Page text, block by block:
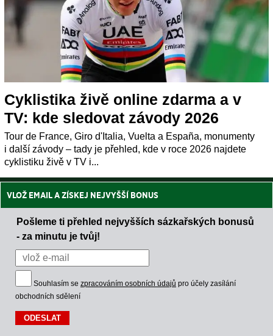
Cyklistika živě online zdarma a v
TV: kde sledovat závody 2026
Tour de France, Giro d'Italia, Vuelta a España, monumenty
i další závody – tady je přehled, kde v roce 2026 najdete
cyklistiku živě v TV i...
VLOŽ EMAIL A ZÍSKEJ NEJVYŠŠÍ BONUS
Pošleme ti přehled nejvyšších sázkařských bonusů
- za minutu je tvůj!
Souhlasím se zpracováním osobních údajů pro účely zasílání
obchodních sdělení